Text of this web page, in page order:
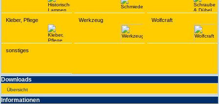
Kleber, Pflege Werkzeug Wolfcraft
sonstiges
Downloads
Übersicht
Infor­ma­tionen